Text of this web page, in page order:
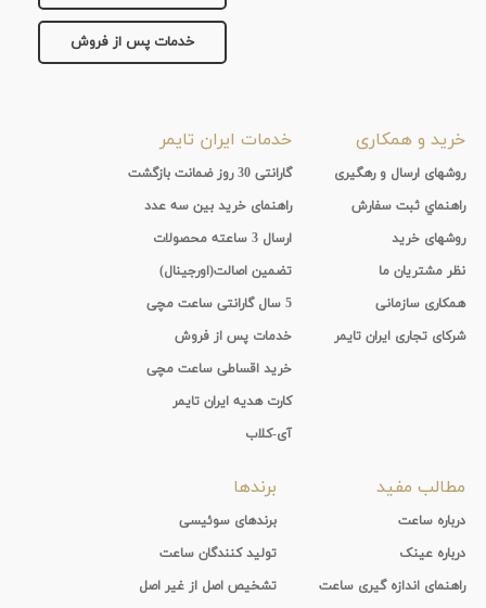
خدمات پس از فروش
خرید و همکاری
روشهای ارسال و رهگیری
راهنماي ثبت سفارش
روشهای خرید
نظر مشتریان ما
همکاری سازمانی
شرکای تجاری ایران تایمر
خدمات ایران تایمر
گارانتی 30 روز ضمانت بازگشت
راهنمای خرید بین سه عدد
ارسال 3 ساعته محصولات
تضمین اصالت(اورجینال)
5 سال گارانتی ساعت مچی
خدمات پس از فروش
خرید اقساطی ساعت مچی
کارت هدیه ایران تایمر
آی-کلاب
مطالب مفید
درباره ساعت
درباره عینک
راهنمای اندازه گیری ساعت
برندها
برندهای سوئیسی
تولید کنندگان ساعت
تشخیص اصل از غیر اصل